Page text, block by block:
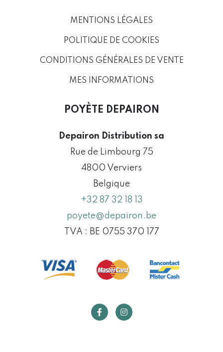
MENTIONS LÉGALES
POLITIQUE DE COOKIES
CONDITIONS GÉNÉRALES DE VENTE
MES INFORMATIONS
POYÈTE DEPAIRON
Depairon Distribution sa
Rue de Limbourg 75
4800 Verviers
Belgique
+32 87 32 18 13
poyete@depairon.be
TVA : BE 0755 370 177